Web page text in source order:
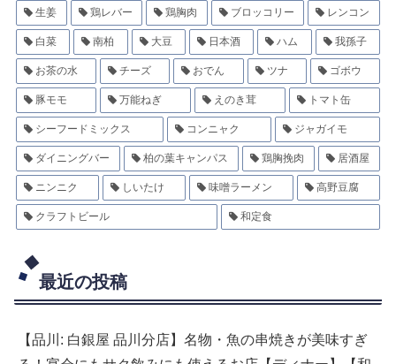
生姜 鶏レバー 鶏胸肉 ブロッコリー レンコン
白菜 南柏 大豆 日本酒 ハム 我孫子
お茶の水 チーズ おでん ツナ ゴボウ
豚モモ 万能ねぎ えのき茸 トマト缶
シーフードミックス コンニャク ジャガイモ
ダイニングバー 柏の葉キャンパス 鶏胸挽肉 居酒屋
ニンニク しいたけ 味噌ラーメン 高野豆腐
クラフトビール 和定食
最近の投稿
【品川: 白銀屋 品川分店】名物・魚の串焼きが美味すぎ